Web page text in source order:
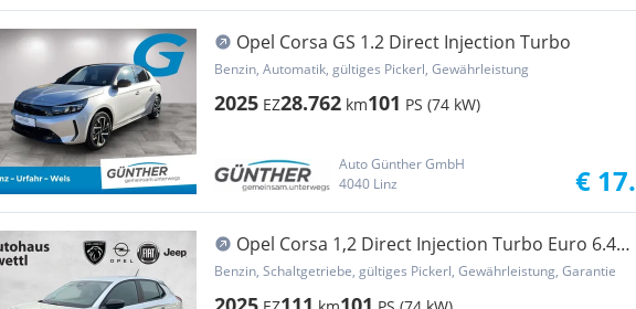
Opel Corsa GS 1.2 Direct Injection Turbo
Benzin, Automatik, gültiges Pickerl, Gewährleistung
2025 EZ28.762 km101 PS (74 kW)
Auto Günther GmbH
4040 Linz
€
Opel Corsa 1,2 Direct Injection Turbo Euro 6.4
Corsa...
Benzin, Schaltgetriebe, gültiges Pickerl, Gewährleistung, Garantie